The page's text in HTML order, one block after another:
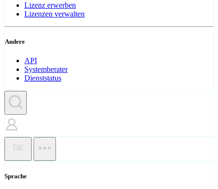
Lizenz erwerben
Lizenzen verwalten
Andere
API
Systemberater
Dienststatus
DE
Sprache